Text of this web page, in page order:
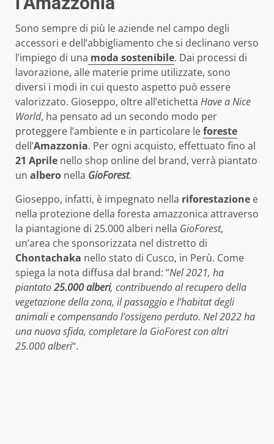
Sono sempre di più le aziende nel campo degli
accessori e dell’abbigliamento che si declinano verso
l’impiego di una moda sostenibile. Dai processi di
lavorazione, alle materie prime utilizzate, sono
diversi i modi in cui questo aspetto può essere
valorizzato. Gioseppo, oltre all’etichetta Have a Nice
World, ha pensato ad un secondo modo per
proteggere l’ambiente e in particolare leforeste
dell’Amazzonia. Per ogni acquisto, effettuato fino al
21 Aprile nello shop online del brand, verrà piantato
un albero nella GioForest.
Gioseppo, infatti, è impegnato nella riforestazione e
nella protezione della foresta amazzonica attraverso
la piantagione di 25.000 alberi nella GioForest,
un’area che sponsorizzata nel distretto di
Chontachaka nello stato di Cusco, in Perù. Come
spiega la nota diffusa dal brand: “Nel 2021, ha
piantato25.000 alberi, contribuendo al recupero della
vegetazione della zona, il passaggio e l’habitat degli
animali e compensando l’ossigeno perduto. Nel 2022 ha
una nuova sfida, completare la GioForest con altri
25.000 alberi“.